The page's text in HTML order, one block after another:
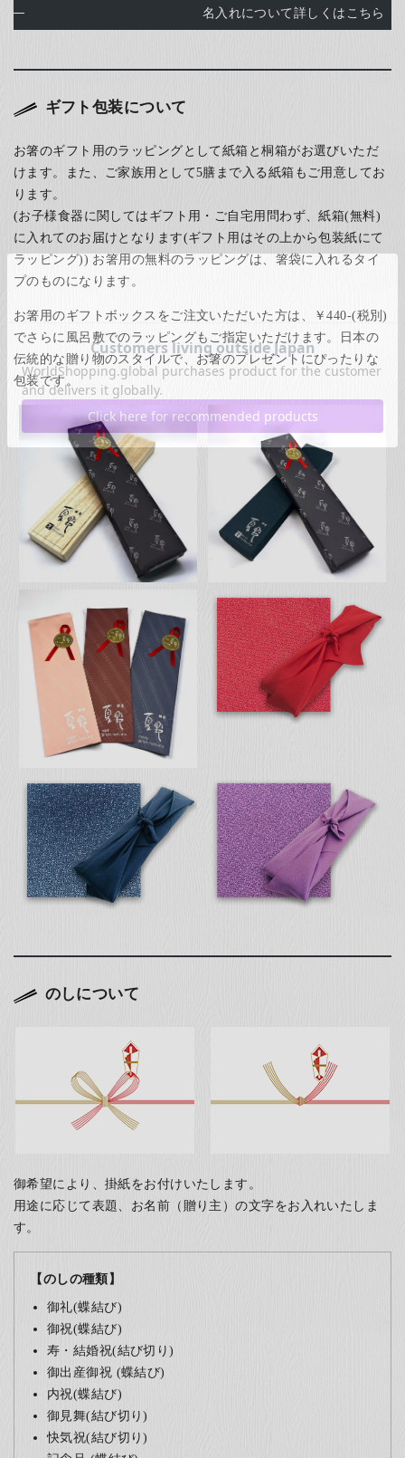
名入れについて詳しくはこちら
ギフト包装について
お箸のギフト用のラッピングとして紙箱と桐箱がお選びいただ
けます。また、ご家族用として5膳まで入る紙箱もご用意してお
ります。
(お子様食器に関してはギフト用・ご自宅用問わず、紙箱(無料)
に入れてのお届けとなります(ギフト用はその上から包装紙にて
ラッピング)) お箸用の無料のラッピングは、箸袋に入れるタイ
プのものになります。
お箸用のギフトボックスをご注文いただいた方は、￥440-(税別)
でさらに風呂敷でのラッピングもご指定いただけます。日本の
伝統的な贈り物のスタイルで、お箸のプレゼントにぴったりな
包装です。
のしについて
御希望により、掛紙をお付けいたします。
用途に応じて表題、お名前（贈り主）の文字をお入れいたしま
す。
【のしの種類】
御礼(蝶結び)
御祝(蝶結び)
寿・結婚祝(結び切り)
御出産御祝 (蝶結び)
内祝(蝶結び)
御見舞(結び切り)
快気祝(結び切り)